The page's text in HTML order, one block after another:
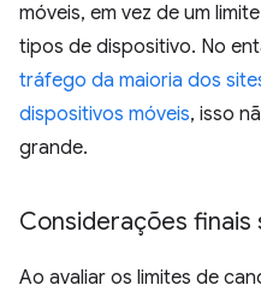
móveis, em vez de um
tipos de dispositivo. No
tráfego da maioria dos
dispositivos móveis, isso
grande.
Considerações
Ao avaliar os limites de